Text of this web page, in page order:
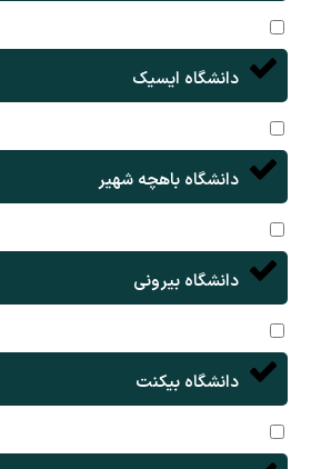
دانشگاه ایسیک
دانشگاه باهچه شهیر
دانشگاه بیرونی
دانشگاه بیکنت